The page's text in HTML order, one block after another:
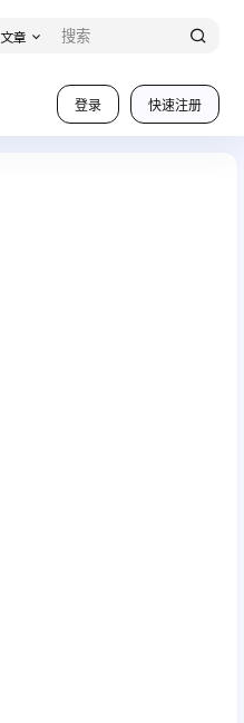
文章
登录 快速注册